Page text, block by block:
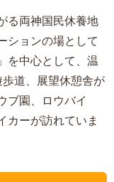
る両神国民休養地
ションの場として
を中心として、温
道、展望休憩舎が
ブ園、ロウバイ
カーが訪れていま